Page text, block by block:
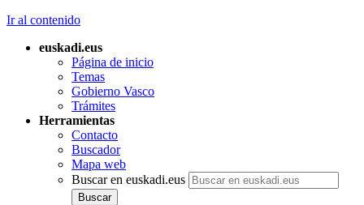
Ir al contenido
euskadi.eus
Página de inicio
Temas
Gobierno Vasco
Trámites
Herramientas
Contacto
Buscador
Mapa web
Buscar en euskadi.eus